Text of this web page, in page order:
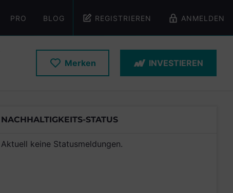
PRO BLOG REGISTRIEREN ANMELDEN
Merken INVESTIEREN
NACHHALTIGKEITS-STATUS
Aktuell keine Statusmeldungen.